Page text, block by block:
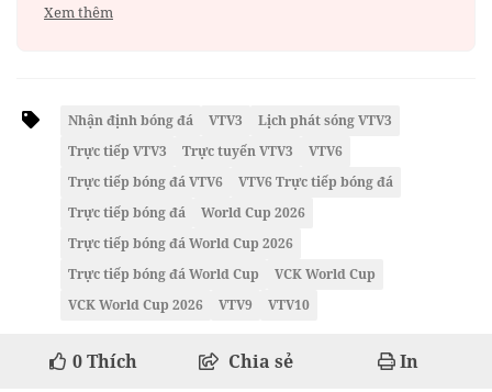
Xem thêm
Nhận định bóng đá VTV3
Lịch phát sóng VTV3
Trực tiếp VTV3
Trực tuyến VTV3
VTV6
Trực tiếp bóng đá VTV6
VTV6 Trực tiếp bóng đá
Trực tiếp bóng đá
World Cup 2026
Trực tiếp bóng đá World Cup 2026
Trực tiếp bóng đá World Cup
VCK World Cup
VCK World Cup 2026
VTV9 VTV10
0Thích Chia sẻ In